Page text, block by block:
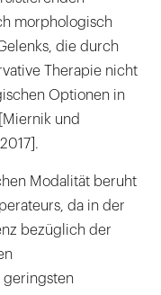
morphologisch
die durch
Therapie nicht
Optionen in
und
Modalität beruht
da in der
bezüglich der
geringsten